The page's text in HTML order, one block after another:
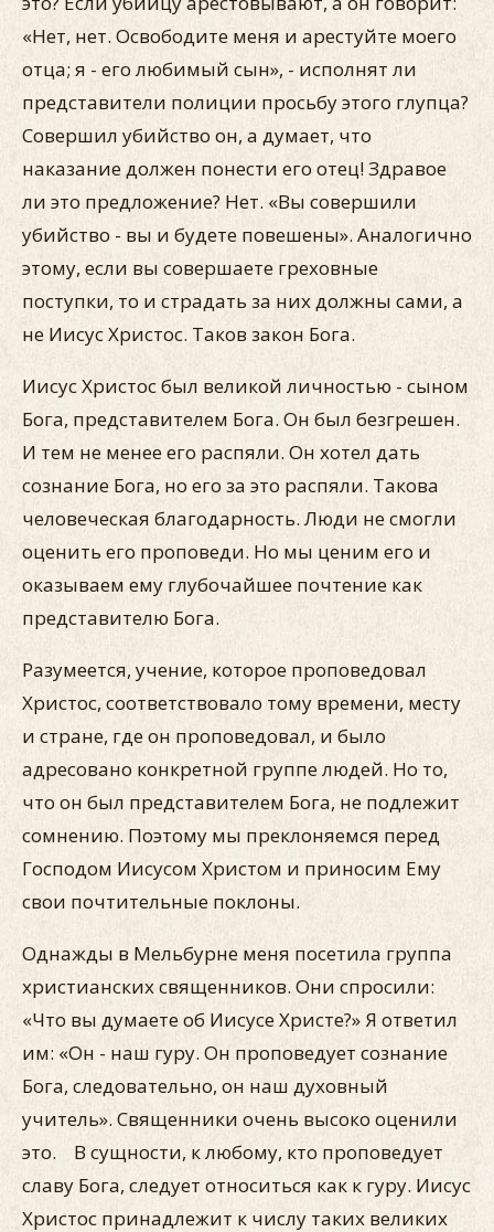
«Нет, нет. Освободите меня и арестуйте моего
отца; я - его любимый сын», - исполнят ли
представители полиции просьбу этого глупца?
Совершил убийство он, а думает, что
наказание должен понести его отец! Здравое
ли это предложение? Нет. «Вы совершили
убийство - вы и будете повешены». Аналогично
этому, если вы совершаете греховные
поступки, то и страдать за них должны сами, а
не Иисус Христос. Таков закон Бога.
Иисус Христос был великой личностью - сыном
Бога, представителем Бога. Он был безгрешен.
И тем не менее его распяли. Он хотел дать
сознание Бога, но его за это распяли. Такова
человеческая благодарность. Люди не смогли
оценить его проповеди. Но мы ценим его и
оказываем ему глубочайшее почтение как
представителю Бога.
Разумеется, учение, которое проповедовал
Христос, соответствовало тому времени, месту
и стране, где он проповедовал, и было
адресовано конкретной группе людей. Но то,
что он был представителем Бога, не подлежит
сомнению. Поэтому мы преклоняемся перед
Господом Иисусом Христом и приносим Ему
свои почтительные поклоны.
Однажды в Мельбурне меня посетила группа
христианских священников. Они спросили:
«Что вы думаете об Иисусе Христе?» Я ответил
им: «Он - наш гуру. Он проповедует сознание
Бога, следовательно, он наш духовный
учитель». Священники очень высоко оценили
это. В сущности, к любому, кто проповедует
славу Бога, следует относиться как к гуру. Иисус
Христос принадлежит к числу таких великих